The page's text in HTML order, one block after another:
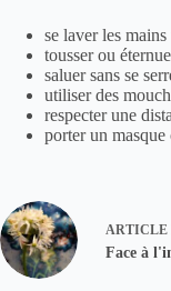
se laver les
tousser ou
saluer sans se
utiliser des
respecter une
porter un
ARTICLE
Face à